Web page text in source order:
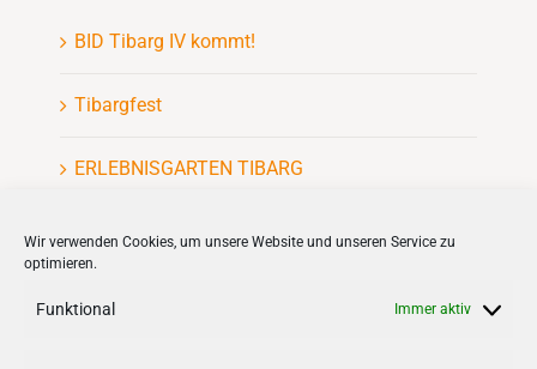
Wir verwenden Cookies, um unsere Website und unseren Service zu
optimieren.
Funktional Immer aktiv
BID Tibarg IV kommt!
Tibargfest
ERLEBNISGARTEN TIBARG
Kinderflohmarkt